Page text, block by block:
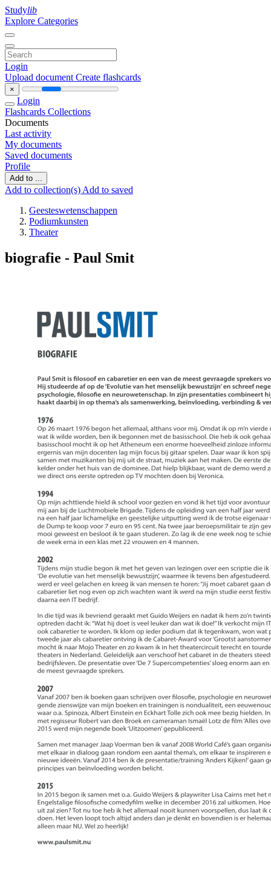
Studylib
Explore Categories
Login
Upload document Create flashcards
×
Login
Flashcards Collections
Documents
Last activity
My documents
Saved documents
Profile
Add to ...
Add to collection(s) Add to saved
Geesteswetenschappen
Podiumkunsten
Theater
biografie - Paul Smit